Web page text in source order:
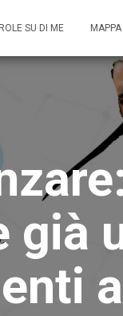
SU DI ME MAPPA
già